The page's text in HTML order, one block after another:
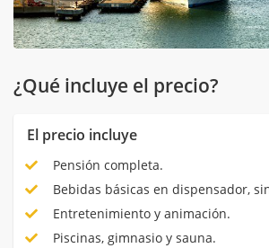
¿Qué incluye el precio?
El precio incluye
Pensión completa.
Bebidas básicas en dispensador,
Entretenimiento y animación.
Piscinas, gimnasio y sauna.